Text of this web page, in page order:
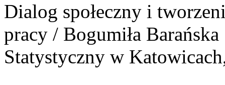
Dialog społeczny i
pracy / Bogumiła
Statystyczny w